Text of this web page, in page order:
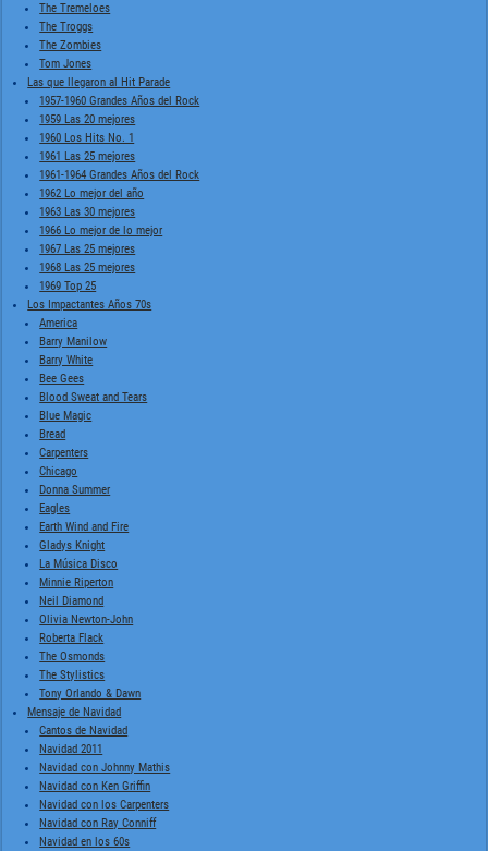
The Tremeloes
The Troggs
The Zombies
Tom Jones
Las que llegaron al Hit Parade
1957-1960 Grandes Años del Rock
1959 Las 20 mejores
1960 Los Hits No. 1
1961 Las 25 mejores
1961-1964 Grandes Años del Rock
1962 Lo mejor del año
1963 Las 30 mejores
1966 Lo mejor de lo mejor
1967 Las 25 mejores
1968 Las 25 mejores
1969 Top 25
Los Impactantes Años 70s
America
Barry Manilow
Barry White
Bee Gees
Blood Sweat and Tears
Blue Magic
Bread
Carpenters
Chicago
Donna Summer
Eagles
Earth Wind and Fire
Gladys Knight
La Música Disco
Minnie Riperton
Neil Diamond
Olivia Newton-John
Roberta Flack
The Osmonds
The Stylistics
Tony Orlando & Dawn
Mensaje de Navidad
Cantos de Navidad
Navidad 2011
Navidad con Johnny Mathis
Navidad con Ken Griffin
Navidad con los Carpenters
Navidad con Ray Conniff
Navidad en los 60s